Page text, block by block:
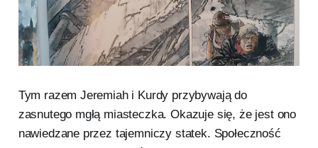
Tym razem Jeremiah i Kurdy przybywają do
zasnutego mgłą miasteczka. Okazuje się, że jest ono
nawiedzane przez tajemniczy statek. Społeczność